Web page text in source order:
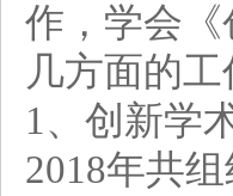
作，学会
几方面的工
1、创新学
2018年共